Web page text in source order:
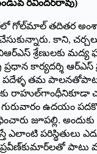
గోల్‌మాల్‌ ‌తదితర
కాని,
‌శ్రేణులకు
ప్రధాన కార్యదర్శి
తమ పాలనతోపాటు,
రాహుల్‌గాంధీనికూడా
గురువారం
జూపల్లి.
ఎలాంటి
పాటు